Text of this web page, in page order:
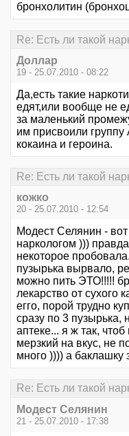
бронхолитин
Re: Есть ли такой
Доллар
19 - 25.07.2010 - 08:22
Да,есть такие
едят,или вообще не
за маленький
им присвоили группу
кокаина и героина.
Re: Есть ли такой
кожко
20 - 25.07.2010 - 12:54
Модест Селянин -
наркологом )))
некоторое
пузырька вырвало,
можно пить ЭТО!!!!!
лекарство от сухого
егго, порой трудно
сразу по 3 пузырька,
аптеке... я ж так,
мерзкий на вкус, не
много )))) а баклашку
Re: Есть ли такой
Модест Селянин
21 - 25.07.2010 - 17:38